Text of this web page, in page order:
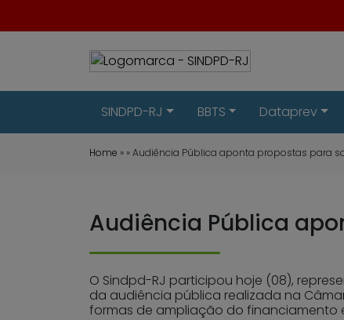
SINDPD-RJ BBTS Dataprev
Home » » Audiência Pública aponta propostas para
Audiência Pública
O Sindpd-RJ participou hoje (08),
da audiência pública realizada na
formas de ampliação do financiamento